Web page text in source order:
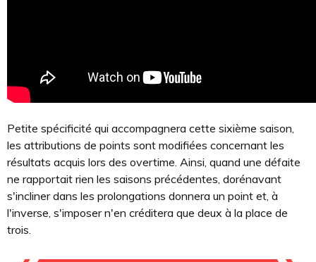
Petite spécificité qui accompagnera cette sixième saison,
les attributions de points sont modifiées concernant les
résultats acquis lors des overtime. Ainsi, quand une défaite
ne rapportait rien les saisons précédentes, dorénavant
s'incliner dans les prolongations donnera un point et, à
l'inverse, s'imposer n'en créditera que deux à la place de
trois.